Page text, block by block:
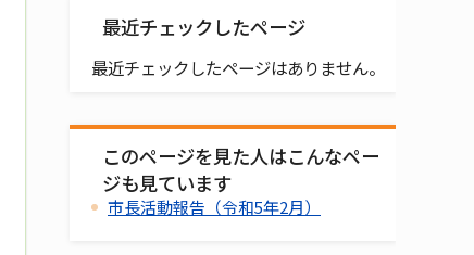
最近チェックしたページ
最近チェックしたページはありません。
このページを見た人はこんなペー
ジも見ています
市長活動報告（令和5年2月）